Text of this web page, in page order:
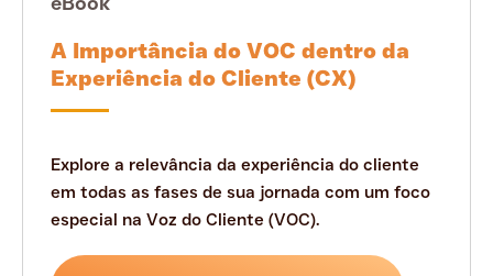
A Importância do VOC dentro da
Experiência do Cliente (CX)
Explore a relevância da experiência do cliente
em todas as fases de sua jornada com um foco
especial na Voz do Cliente (VOC).